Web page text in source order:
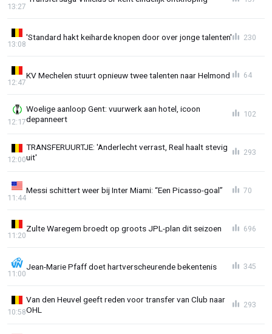
13:27
'Standard hakt keiharde knopen door over jonge talenten'
13:08
230
KV Mechelen stuurt opnieuw twee talenten naar Helmond
12:47
64
Woelige aanloop Gent: vuurwerk aan hotel, icoon
depanneert
12:17
102
TRANSFERUURTJE: 'Anderlecht verrast, Real haalt stevig
uit'
12:00
293
Messi schittert weer bij Inter Miami: “Een Picasso-goal”
11:44
70
Zulte Waregem broedt op groots JPL-plan dit seizoen
11:20
696
Jean-Marie Pfaff doet hartverscheurende bekentenis
11:00
345
Van den Heuvel geeft reden voor transfer van Club naar
OHL
10:58
293